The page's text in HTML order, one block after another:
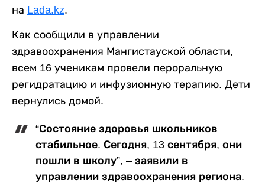
на Lada.kz.
Как сообщили в управлении
здравоохранения Мангистауской области,
всем 16 ученикам провели пероральную
регидратацию и инфузионную терапию. Дети
вернулись домой.
“Состояние здоровья школьников
стабильное. Сегодня, 13 сентября, они
пошли в школу”, – заявили в
управлении здравоохранения региона.